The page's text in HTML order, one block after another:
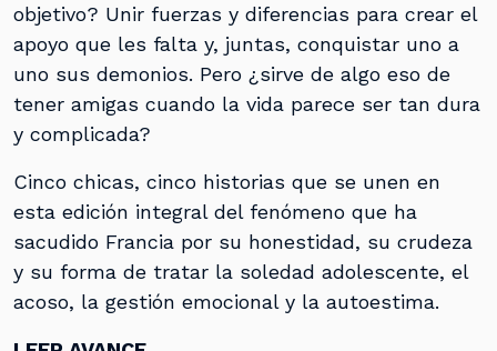
objetivo? Unir fuerzas y diferencias para crear el
apoyo que les falta y, juntas, conquistar uno a
uno sus demonios. Pero ¿sirve de algo eso de
tener amigas cuando la vida parece ser tan dura
y complicada?
Cinco chicas, cinco historias que se unen en
esta edición integral del fenómeno que ha
sacudido Francia por su honestidad, su crudeza
y su forma de tratar la soledad adolescente, el
acoso, la gestión emocional y la autoestima.